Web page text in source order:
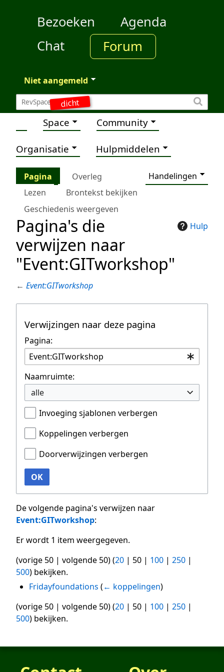
dicht
Bezoeken
Agenda
Chat
Forum
Niet aangemeld
Space Community
Organisatie Hulpmiddelen
Pagina Overleg
Handelingen
Lezen
Brontekst bekijken
Geschiedenis weergeven
Hulp
Pagina's die
verwijzen naar
"Event:GITworkshop"
← Event:GITworkshop
Verwijzingen naar deze pagina
Pagina:
Naamruimte:
alle
Invoeging sjablonen verbergen
Koppelingen verbergen
Doorverwijzingen verbergen
OK
De volgende pagina's verwijzen naar
Event:GITworkshop:
Er wordt 1 item weergegeven.
(vorige 50 | volgende 50) (20 | 50 | 100 | 250 |
500) bekijken.
Fridayfoundations (← koppelingen)
(vorige 50 | volgende 50) (20 | 50 | 100 | 250 |
500) bekijken.